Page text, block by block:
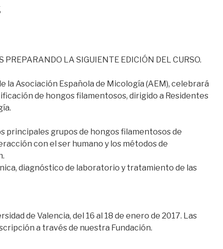
LA SIGUIENTE EDICIÓN DEL CURSO.
la Asociación Española de Micología (AEM), celebrará
de hongos filamentosos, dirigido a Residentes
principales grupos de hongos filamentosos de
con el ser humano y los métodos de
diagnóstico de laboratorio y tratamiento de las
de Valencia, del 16 al 18 de enero de 2017. Las
a través de nuestra Fundación.